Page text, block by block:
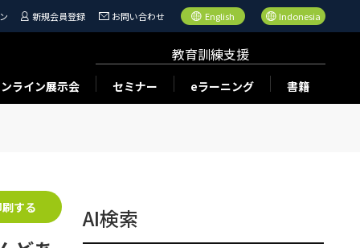
新規会員登録 お問い合わせ English Indonesia
ライン展示会
教育訓練支援
セミナー eラーニング 書籍
する AI検索